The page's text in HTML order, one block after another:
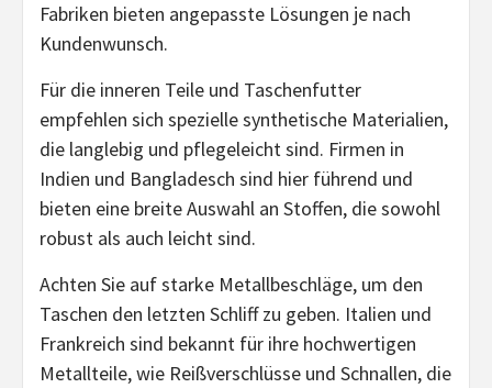
Fabriken bieten angepasste Lösungen je nach
Kundenwunsch.
Für die inneren Teile und Taschenfutter
empfehlen sich spezielle synthetische Materialien,
die langlebig und pflegeleicht sind. Firmen in
Indien und Bangladesch sind hier führend und
bieten eine breite Auswahl an Stoffen, die sowohl
robust als auch leicht sind.
Achten Sie auf starke Metallbeschläge, um den
Taschen den letzten Schliff zu geben. Italien und
Frankreich sind bekannt für ihre hochwertigen
Metallteile, wie Reißverschlüsse und Schnallen, die